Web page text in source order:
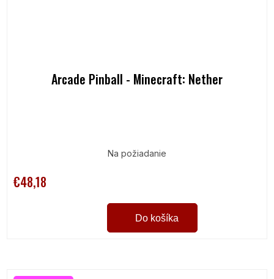
Arcade Pinball - Minecraft: Nether
Na požiadanie
€48,18
Do košíka